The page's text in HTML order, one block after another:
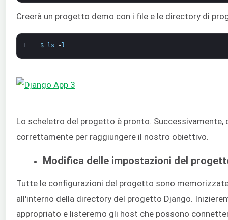
Creerà un progetto demo con i file e le directory di
1 $ ls - l
Lo scheletro del progetto è pronto. Successivamente,
correttamente per raggiungere il nostro obiettivo.
Modifica delle impostazioni del
Tutte le configurazioni del progetto sono
all'interno della directory del progetto Django.
appropriato e listeremo gli host che possono